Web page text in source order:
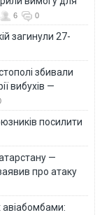
6 0
загинули 27-
збивали
вибухів —
посилити
—
про атаку
авіабомбами: